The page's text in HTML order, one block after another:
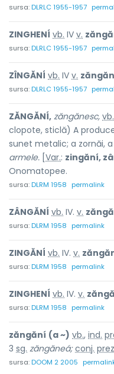
sursa:DLRLC 1955-1957
ZINGHENÍ vb. IV v.
sursa:DLRLC 1955-1957
ZÎNGĂNÍ vb. IV v.
sursa:DLRLC 1955-1957
ZĂNGĂNÍ, zăngănesc, vb.
clopote, sticlă) A
sunet metalic; a zornăi,
armele. Var.: zingăní,
Onomatopee.
sursa:DLRM 1958 permalink
ZÂNGĂNÍ vb. IV. v.
sursa:DLRM 1958 permalink
ZINGĂNÍ vb. IV. v.
sursa:DLRM 1958 permalink
ZINGHENÍ vb. IV. v.
sursa:DLRM 1958 permalink
zăngăní (a ~) vb., ind.
3 sg. zăngăneá; conj.
sursa:DOOM 2 2005